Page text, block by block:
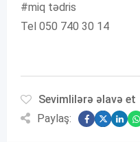
#miq tədris
Tel 050 740 30 14
Sevimlilərə əlavə et
Paylaş: